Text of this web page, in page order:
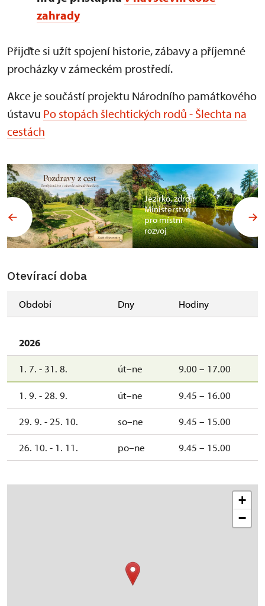
zahrady
Přijďte si užít spojení historie, zábavy a příjemné
procházky v zámeckém prostředí.
Akce je součástí projektu Národního památkového
ústavu Po stopách šlechtických rodů - Šlechta na
cestách
Jezírko, zdroj:
Ministerstvo
pro místní
rozvoj
Otevírací doba
Období Dny Hodiny
2026
1. 7. - 31. 8. út–ne 9.00 – 17.00
1. 9. - 28. 9. út–ne 9.45 – 16.00
29. 9. - 25. 10. so–ne 9.45 – 15.00
26. 10. - 1. 11. po–ne 9.45 – 15.00
+
−